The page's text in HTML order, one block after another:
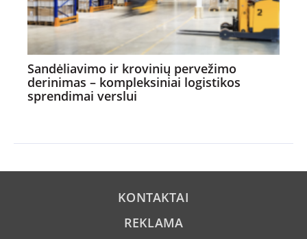
Sandėliavimo ir krovinių pervežimo
derinimas – kompleksiniai logistikos
sprendimai verslui
KONTAKTAI
REKLAMA